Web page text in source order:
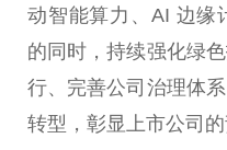
动智能算力、AI 边缘
的同时，持续强化绿
行、完善公司治理体
转型，彰显上市公司的